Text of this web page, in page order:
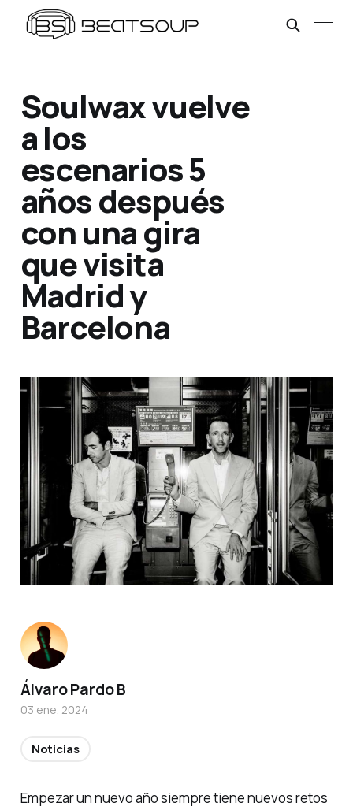
Soulwax vuelve
a los
escenarios 5
años después
con una gira
que visita
Madrid y
Barcelona
Empezar un nuevo año siempre tiene nuevos retos
Álvaro Pardo B
03 ene. 2024
Noticias